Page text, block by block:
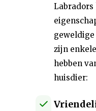
Labradors
zijn
hebben
huisdier: